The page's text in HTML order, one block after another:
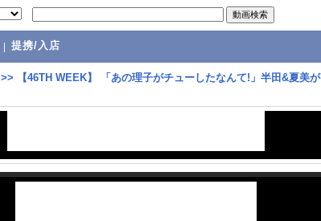
提携/入店
>>
【46TH WEEK】 「あの理子がチューしたなんて!」半田&夏美が